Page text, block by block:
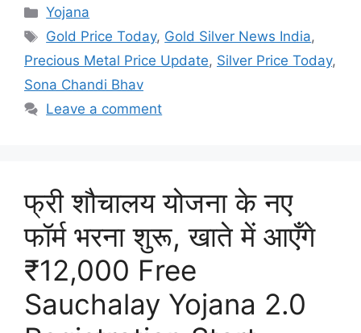
Categories
Yojana
Tags
Gold Price Today, Gold Silver News India,
Precious Metal Price Update, Silver Price Today,
Sona Chandi Bhav
Leave a comment
फ्री शौचालय योजना के नए
फॉर्म भरना शुरू, खाते में आएँगे
₹12,000 Free
Sauchalay Yojana 2.0